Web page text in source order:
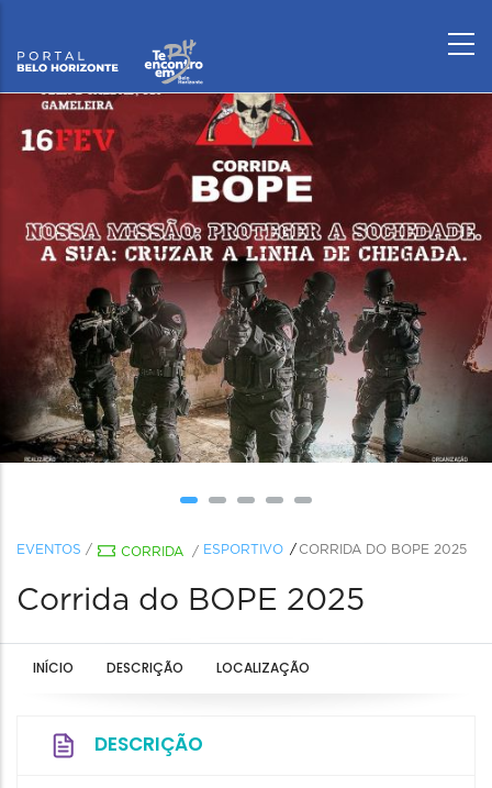
EVENTOS / CORRIDA / ESPORTIVO CORRIDA DO BOPE 2025
Corrida do BOPE 2025
INÍCIO DESCRIÇÃO LOCALIZAÇÃO
DESCRIÇÃO